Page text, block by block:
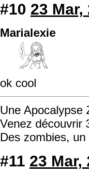
#10 23 Mar,
Marialexie
ok cool
Une
Venez découvrir
Des zombies,
#11 23 Mar,